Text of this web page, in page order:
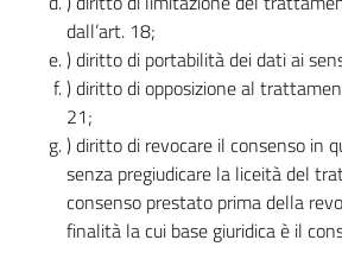
dall’art. 18;
) diritto di portabilità dei dati ai
) diritto di opposizione al
21;
) diritto di revocare il consenso in
senza pregiudicare la liceità del
consenso prestato prima della
finalità la cui base giuridica è il